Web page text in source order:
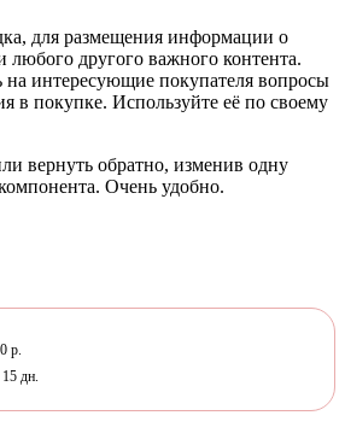
для размещения информации о
любого другого важного контента.
интересующие покупателя вопросы
в покупке. Используйте её по своему
вернуть обратно, изменив одну
Очень удобно.
р.
дн.